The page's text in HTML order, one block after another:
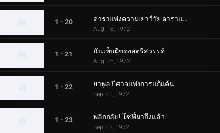
1 - 20 ดาราแห่งความเยาว์วัย ดาราแห่งคู่รัก
Aug. 18, 1972
1 - 21 ฉันเห็นผีของสตรีสวรรค์
Aug. 25, 1972
1 - 22 ยาพูล ปีศาจแห่งการแก้แค้น
Sep. 01, 1972
1 - 23 พลิกกลับ! โซฟี่มาถึงแล้ว
Sep. 08, 1972